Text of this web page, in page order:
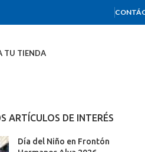
TU TIENDA
ARTÍCULOS DE INTERÉS
Día del Niño en Frontón